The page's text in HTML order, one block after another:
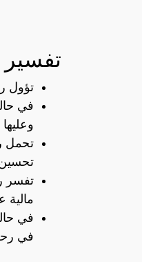
تؤول
في
تحمل
تفسر
مالية
في
في